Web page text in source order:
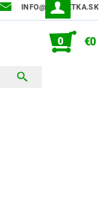
INFO@EKONETKA.SK
0 €0